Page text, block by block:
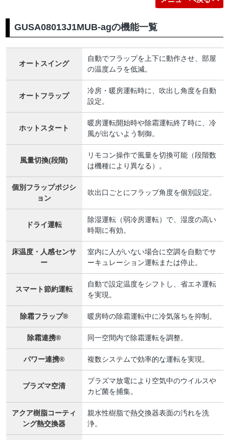
GUSA08013J1MUB-agの機能一覧
オートスイング
自動でフラップを上下に動作させ、部屋
の温度ムラを低減。
オートフラップ
冷房・暖房運転時に、吹出し角度を自動
設定。
ホットスタート
暖房運転開始時や除霜運転終了時に、冷
風が出ないよう制御。
風量切換(段階)
リモコン操作で風量を切換可能（段階数
は機種により異なる）。
個別フラップポジシ
ョン
吹出口ごとにフラップ角度を個別設定。
ドライ運転
除湿運転（弱冷房運転）で、湿度の高い
時期に有効。
床温度・人感センサ
ー
室内に人がいない場合に空調を自動でサ
ーキュレーション運転または停止。
スマート節約運転
自動で設定温度をシフトし、省エネ運転
を実現。
除霜フラップ® 暖房時の除霜運転中に冷気落ちを抑制。
除霜連携® 同一空間内で除霜運転を調整。
パワー連携® 複数システムで効率的な運転を実現。
プラズマ空清
プラズマ放電により空気中のウイルスや
カビ菌を捕集。
アクア樹脂コーティ
ング熱交換器
親水性樹脂で熱交換器表面の汚れを洗
浄。